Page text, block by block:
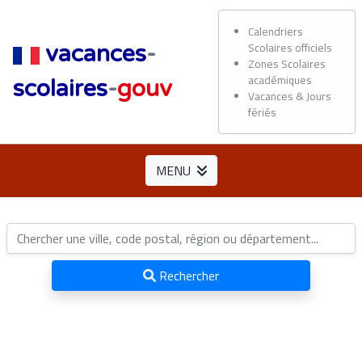
vacances-
scolaires-gouv
Calendriers
Scolaires officiels
Zones Scolaires
académiques
Vacances & Jours
fériés
MENU
Rechercher